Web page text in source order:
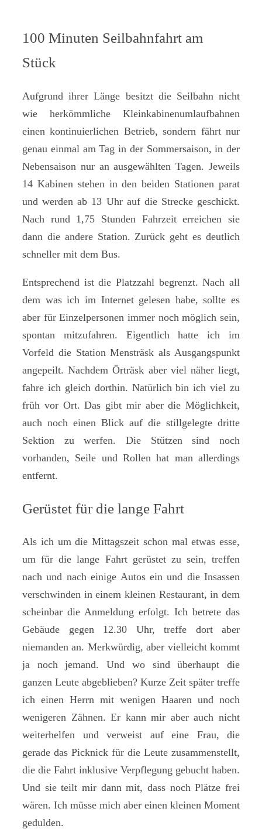
100 Minuten Seilbahnfahrt am
Stück
Aufgrund ihrer Länge besitzt die Seilbahn nicht
wie herkömmliche Kleinkabinenumlaufbahnen
einen kontinuierlichen Betrieb, sondern fährt nur
genau einmal am Tag in der Sommersaison, in der
Nebensaison nur an ausgewählten Tagen. Jeweils
14 Kabinen stehen in den beiden Stationen parat
und werden ab 13 Uhr auf die Strecke geschickt.
Nach rund 1,75 Stunden Fahrzeit erreichen sie
dann die andere Station. Zurück geht es deutlich
schneller mit dem Bus.
Entsprechend ist die Platzzahl begrenzt. Nach all
dem was ich im Internet gelesen habe, sollte es
aber für Einzelpersonen immer noch möglich sein,
spontan mitzufahren. Eigentlich hatte ich im
Vorfeld die Station Mensträsk als Ausgangspunkt
angepeilt. Nachdem Örträsk aber viel näher liegt,
fahre ich gleich dorthin. Natürlich bin ich viel zu
früh vor Ort. Das gibt mir aber die Möglichkeit,
auch noch einen Blick auf die stillgelegte dritte
Sektion zu werfen. Die Stützen sind noch
vorhanden, Seile und Rollen hat man allerdings
entfernt.
Gerüstet für die lange Fahrt
Als ich um die Mittagszeit schon mal etwas esse,
um für die lange Fahrt gerüstet zu sein, treffen
nach und nach einige Autos ein und die Insassen
verschwinden in einem kleinen Restaurant, in dem
scheinbar die Anmeldung erfolgt. Ich betrete das
Gebäude gegen 12.30 Uhr, treffe dort aber
niemanden an. Merkwürdig, aber vielleicht kommt
ja noch jemand. Und wo sind überhaupt die
ganzen Leute abgeblieben? Kurze Zeit später treffe
ich einen Herrn mit wenigen Haaren und noch
wenigeren Zähnen. Er kann mir aber auch nicht
weiterhelfen und verweist auf eine Frau, die
gerade das Picknick für die Leute zusammenstellt,
die die Fahrt inklusive Verpflegung gebucht haben.
Und sie teilt mir dann mit, dass noch Plätze frei
wären. Ich müsse mich aber einen kleinen Moment
gedulden.